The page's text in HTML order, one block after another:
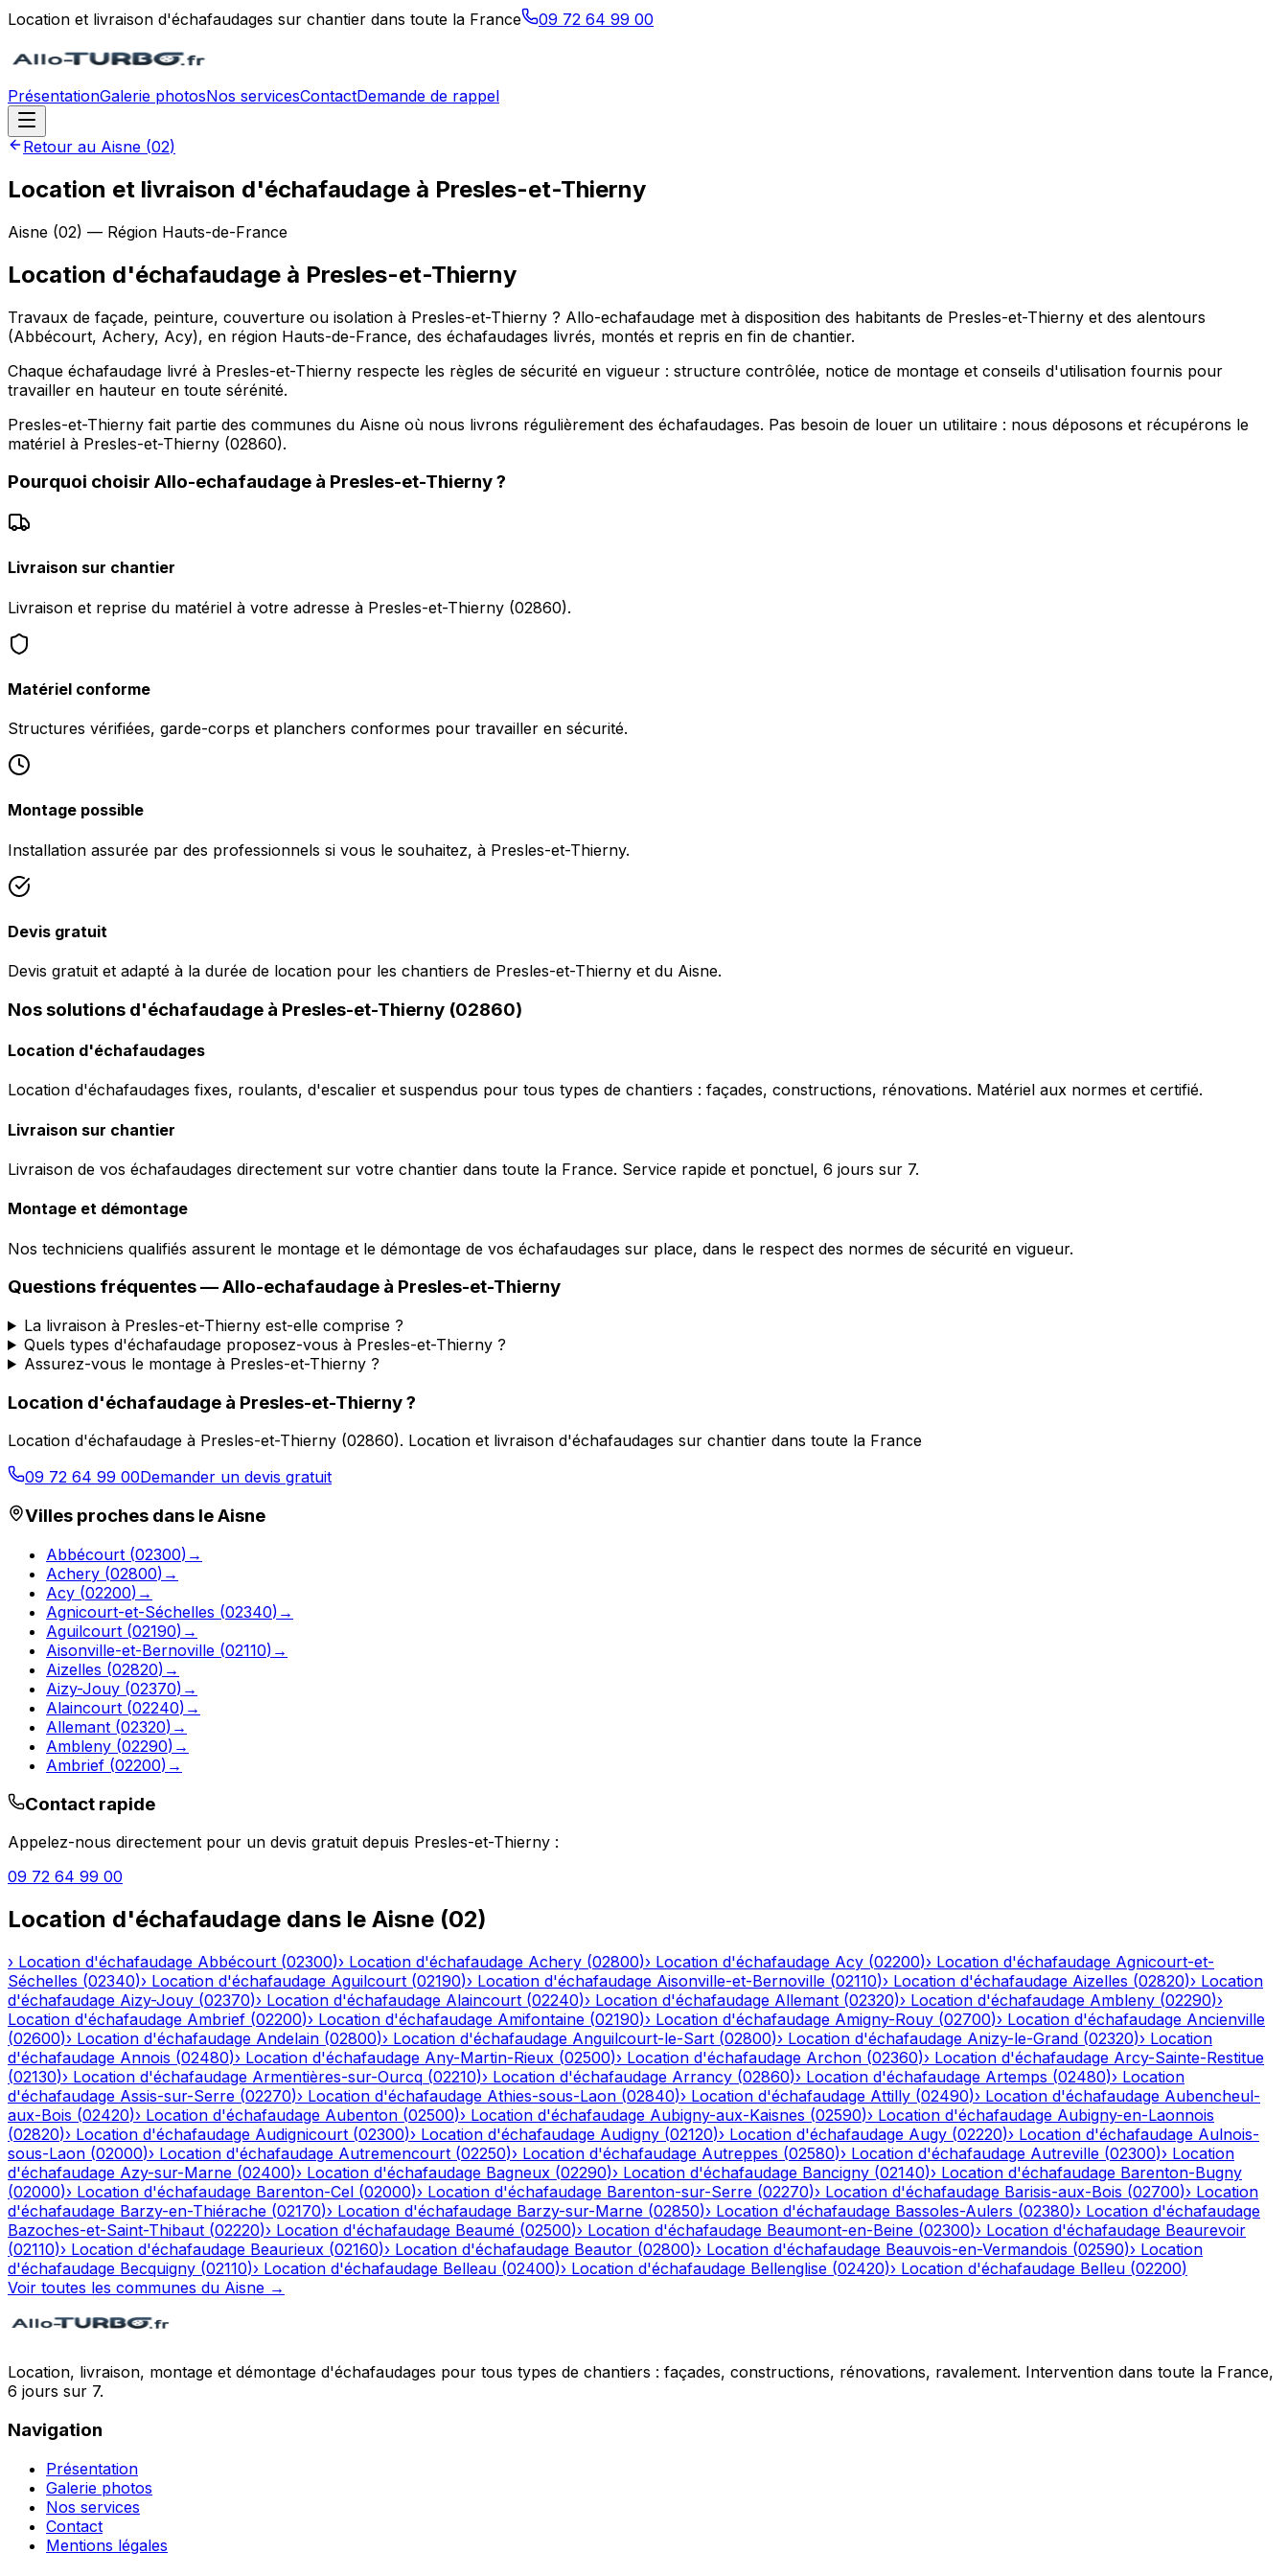
Location et livraison d'échafaudages sur chantier dans toute la France 09 72 64 99 00
PrésentationGalerie photosNos servicesContactDemande de rappel
Retour au Aisne (02)
Location et livraison d'échafaudage à Presles-et-Thierny
Aisne (02) — Région Hauts-de-France
Location d'échafaudage à Presles-et-Thierny
Travaux de façade, peinture, couverture ou isolation à Presles-et-Thierny ? Allo-echafaudage met à disposition des habitants de Presles-et-Thierny et des alentours
(Abbécourt, Achery, Acy), en région Hauts-de-France, des échafaudages livrés, montés et repris en fin de chantier.
Chaque échafaudage livré à Presles-et-Thierny respecte les règles de sécurité en vigueur : structure contrôlée, notice de montage et conseils d'utilisation fournis pour
travailler en hauteur en toute sérénité.
Presles-et-Thierny fait partie des communes du Aisne où nous livrons régulièrement des échafaudages. Pas besoin de louer un utilitaire : nous déposons et récupérons le
matériel à Presles-et-Thierny (02860).
Pourquoi choisir Allo-echafaudage à Presles-et-Thierny?
Livraison sur chantier
Livraison et reprise du matériel à votre adresse à Presles-et-Thierny (02860).
Matériel conforme
Structures vérifiées, garde-corps et planchers conformes pour travailler en sécurité.
Montage possible
Installation assurée par des professionnels si vous le souhaitez, à Presles-et-Thierny.
Devis gratuit
Devis gratuit et adapté à la durée de location pour les chantiers de Presles-et-Thierny et du Aisne.
Nos solutions d'échafaudage à Presles-et-Thierny (02860)
Location d'échafaudages
Location d'échafaudages fixes, roulants, d'escalier et suspendus pour tous types de chantiers : façades, constructions, rénovations. Matériel aux normes et certifié.
Livraison sur chantier
Livraison de vos échafaudages directement sur votre chantier dans toute la France. Service rapide et ponctuel, 6 jours sur 7.
Montage et démontage
Nos techniciens qualifiés assurent le montage et le démontage de vos échafaudages sur place, dans le respect des normes de sécurité en vigueur.
Questions fréquentes —Allo-echafaudage à Presles-et-Thierny
La livraison à Presles-et-Thierny est-elle comprise ?
Quels types d'échafaudage proposez-vous à Presles-et-Thierny ?
Assurez-vous le montage à Presles-et-Thierny ?
Location d'échafaudage à Presles-et-Thierny?
Location d'échafaudage à Presles-et-Thierny (02860). Location et livraison d'échafaudages sur chantier dans toute la France
09 72 64 99 00Demander un devis gratuit
Villes proches dans leAisne
Abbécourt (02300) →
Achery (02800) →
Acy (02200) →
Agnicourt-et-Séchelles (02340) →
Aguilcourt (02190) →
Aisonville-et-Bernoville (02110) →
Aizelles (02820) →
Aizy-Jouy (02370) →
Alaincourt (02240) →
Allemant (02320) →
Ambleny (02290) →
Ambrief (02200) →
Contact rapide
Appelez-nous directement pour un devis gratuit depuis Presles-et-Thierny :
09 72 64 99 00
Location d'échafaudage dans le Aisne (02)
› Location d'échafaudage Abbécourt (02300)› Location d'échafaudage Achery (02800)› Location d'échafaudage Acy (02200)› Location d'échafaudage Agnicourt-et-
Séchelles (02340)› Location d'échafaudage Aguilcourt (02190)› Location d'échafaudage Aisonville-et-Bernoville (02110)› Location d'échafaudage Aizelles (02820)› Location
d'échafaudage Aizy-Jouy (02370)› Location d'échafaudage Alaincourt (02240)› Location d'échafaudage Allemant (02320)› Location d'échafaudage Ambleny (02290)›
Location d'échafaudage Ambrief (02200)› Location d'échafaudage Amifontaine (02190)› Location d'échafaudage Amigny-Rouy (02700)› Location d'échafaudage Ancienville
(02600)› Location d'échafaudage Andelain (02800)› Location d'échafaudage Anguilcourt-le-Sart (02800)› Location d'échafaudage Anizy-le-Grand (02320)› Location
d'échafaudage Annois (02480)› Location d'échafaudage Any-Martin-Rieux (02500)› Location d'échafaudage Archon (02360)› Location d'échafaudage Arcy-Sainte-Restitue
(02130)› Location d'échafaudage Armentières-sur-Ourcq (02210)› Location d'échafaudage Arrancy (02860)› Location d'échafaudage Artemps (02480)› Location
d'échafaudage Assis-sur-Serre (02270)› Location d'échafaudage Athies-sous-Laon (02840)› Location d'échafaudage Attilly (02490)› Location d'échafaudage Aubencheul-
aux-Bois (02420)› Location d'échafaudage Aubenton (02500)› Location d'échafaudage Aubigny-aux-Kaisnes (02590)› Location d'échafaudage Aubigny-en-Laonnois
(02820)› Location d'échafaudage Audignicourt (02300)› Location d'échafaudage Audigny (02120)› Location d'échafaudage Augy (02220)› Location d'échafaudage Aulnois-
sous-Laon (02000)› Location d'échafaudage Autremencourt (02250)› Location d'échafaudage Autreppes (02580)› Location d'échafaudage Autreville (02300)› Location
d'échafaudage Azy-sur-Marne (02400)› Location d'échafaudage Bagneux (02290)› Location d'échafaudage Bancigny (02140)› Location d'échafaudage Barenton-Bugny
(02000)› Location d'échafaudage Barenton-Cel (02000)› Location d'échafaudage Barenton-sur-Serre (02270)› Location d'échafaudage Barisis-aux-Bois (02700)› Location
d'échafaudage Barzy-en-Thiérache (02170)› Location d'échafaudage Barzy-sur-Marne (02850)› Location d'échafaudage Bassoles-Aulers (02380)› Location d'échafaudage
Bazoches-et-Saint-Thibaut (02220)› Location d'échafaudage Beaumé (02500)› Location d'échafaudage Beaumont-en-Beine (02300)› Location d'échafaudage Beaurevoir
(02110)› Location d'échafaudage Beaurieux (02160)› Location d'échafaudage Beautor (02800)› Location d'échafaudage Beauvois-en-Vermandois (02590)› Location
d'échafaudage Becquigny (02110)› Location d'échafaudage Belleau (02400)› Location d'échafaudage Bellenglise (02420)› Location d'échafaudage Belleu (02200)
Voir toutes les communes du Aisne →
Location, livraison, montage et démontage d'échafaudages pour tous types de chantiers : façades, constructions, rénovations, ravalement. Intervention dans toute la France,
6 jours sur 7.
Navigation
Présentation
Galerie photos
Nos services
Contact
Mentions légales